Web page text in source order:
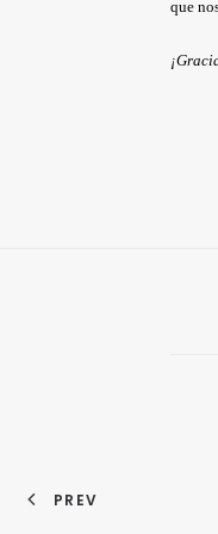
que
PREV